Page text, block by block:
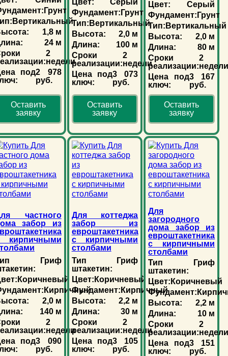
Грунт
Вертикальный
1,8 м
24 м
2
недели
под2 978
руб.
Оставить
заявку
Цвет:
Серый
Фундамент: Грунт
Тип: Вертикальный
Высота:
2,0 м
Длина:
100 м
Сроки
реализации:
2
недели
Цена под
ключ:
3 073
руб.
Оставить
заявку
Цвет:
Серый
Фундамент: Грунт
Тип: Вертикальный
Высота:
2,0 м
Длина:
80 м
Сроки
реализации:
2
Цена под
ключ:
3 167
руб.
Оставить
заявку
частного
забор из
кирпичными
Гриф
Коричневый
Кирпичный
2,0 м
140 м
2
недели
под3 090
руб.
Для коттеджа
забор из
евроштакетника
с кирпичными
столбами
Тип
штакетин:
Гриф
Цвет: Коричневый
Фундамент: Кирпичный
Высота:
2,2 м
Длина:
30 м
Сроки
реализации:
2
недели
Цена под
ключ:
3 105
руб.
Для
загородного
дома забор из
евроштакетника
с кирпичными
столбами
Тип
штакетин:
Гриф
Цвет: Коричневый
Фундамент:
Высота:
2,2 м
Длина:
10 м
Сроки
реализации:
2
Цена под
ключ:
3 151
руб.